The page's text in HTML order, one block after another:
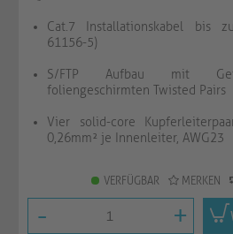
Cat.7 Installationskabel bis
61156-5)
S/FTP Aufbau mit
foliengeschirmten Twisted Pairs
Vier solid-core
0,26mm² je Innenleiter, AWG23
VERFÜGBAR MERKEN
- +